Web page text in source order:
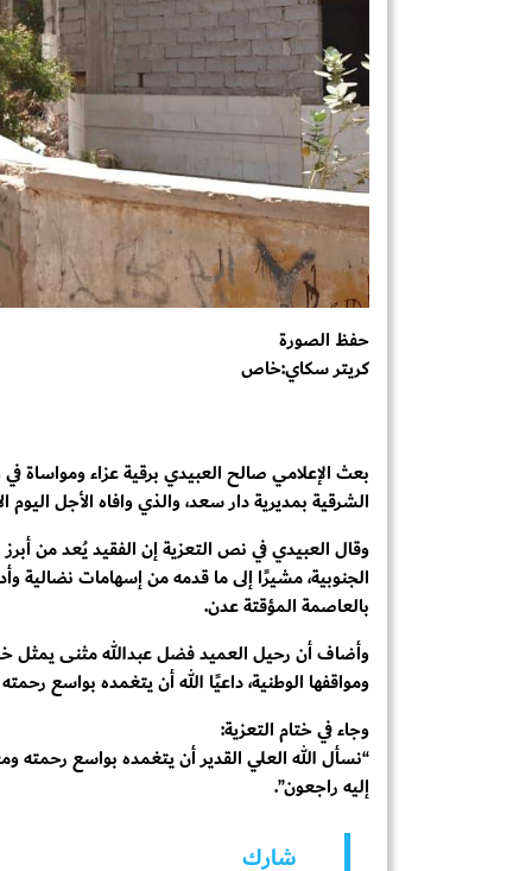
حفظ الصورة
كريتر سكاي:خاص
بعث الإعلامي صالح العبيدي برقية عزاء ومواساة
الشرقية بمديرية دار سعد، والذي وافاه الأجل
وقال العبيدي في نص التعزية إن الفقيد يُعد من
الجنوبية، مشيرًا إلى ما قدمه من إسهامات نضالية
بالعاصمة المؤقتة عدن.
وأضاف أن رحيل العميد فضل عبدالله مثنى
ومواقفها الوطنية، داعيًا الله أن يتغمده بواسع
وجاء في ختام التعزية:
“نسأل الله العلي القدير أن يتغمده بواسع رحمته
إليه راجعون”.
شارك